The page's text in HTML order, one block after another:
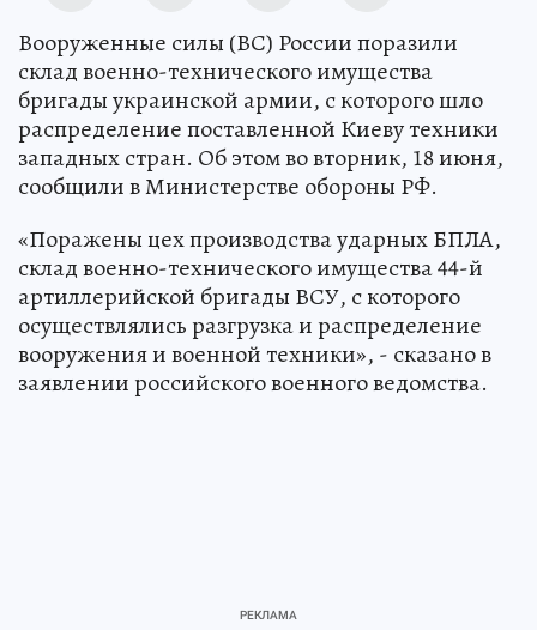
Вооруженные силы (ВС) России поразили
склад военно-технического имущества
бригады украинской армии, с которого шло
распределение поставленной Киеву техники
западных стран. Об этом во вторник, 18 июня,
сообщили в Министерстве обороны РФ.
«Поражены цех производства ударных БПЛА,
склад военно-технического имущества 44-й
артиллерийской бригады ВСУ, с которого
осуществлялись разгрузка и распределение
вооружения и военной техники», - сказано в
заявлении российского военного ведомства.